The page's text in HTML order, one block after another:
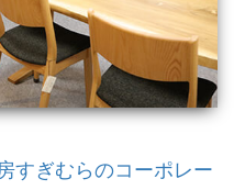
すぎむらのコーポレー